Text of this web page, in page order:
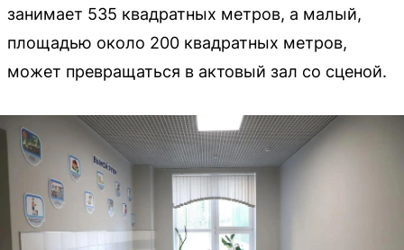
занимает 535 квадратных метров, а малый,
площадью около 200 квадратных метров,
может превращаться в актовый зал со сценой.